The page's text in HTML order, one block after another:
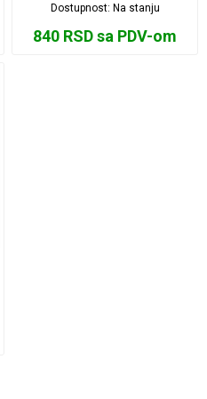
Dostupnost: Na stanju
840 RSD sa PDV-om